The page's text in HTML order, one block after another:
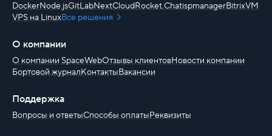
DockerNode.jsGitLabNextCloudRocket.ChatispmanagerBitrixVM
VPS на LinuxВсе решения
О компании
О компании SpaceWebОтзывы клиентовНовости компании
Бортовой журналКонтактыВакансии
Поддержка
Вопросы и ответыСпособы оплатыРеквизиты